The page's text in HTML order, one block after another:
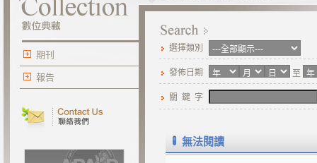
期刊
報告
選擇類別
發佈日期 至
關 鍵 字
無法閱讀